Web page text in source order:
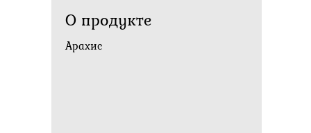
О продукте
Арахис